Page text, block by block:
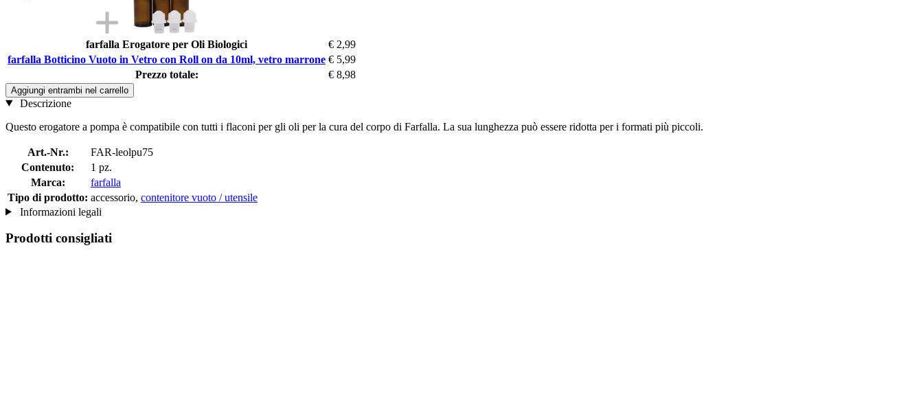
farfalla Erogatore per Oli Biologici
€ 2,99
farfalla Botticino Vuoto in Vetro con Roll on da 10ml, vetro marrone € 5,99
Prezzo totale:
€ 8,98
Aggiungi entrambi nel carrello
Descrizione
Questo erogatore a pompa è compatibile con tutti i flaconi per gli oli per la cura del corpo di Farfalla. La sua lunghezza può essere ridotta per i formati più piccoli.
Art.-Nr.:
FAR-leolpu75
Contenuto:
1 pz.
Marca:
farfalla
Tipo di prodotto: accessorio, contenitore vuoto / utensile
Informazioni legali
Prodotti consigliati